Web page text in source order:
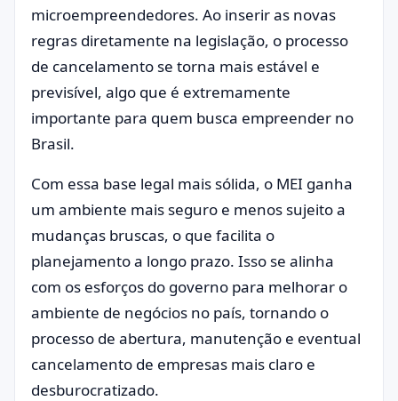
microempreendedores. Ao inserir as novas
regras diretamente na legislação, o processo
de cancelamento se torna mais estável e
previsível, algo que é extremamente
importante para quem busca empreender no
Brasil.
Com essa base legal mais sólida, o MEI ganha
um ambiente mais seguro e menos sujeito a
mudanças bruscas, o que facilita o
planejamento a longo prazo. Isso se alinha
com os esforços do governo para melhorar o
ambiente de negócios no país, tornando o
processo de abertura, manutenção e eventual
cancelamento de empresas mais claro e
desburocratizado.